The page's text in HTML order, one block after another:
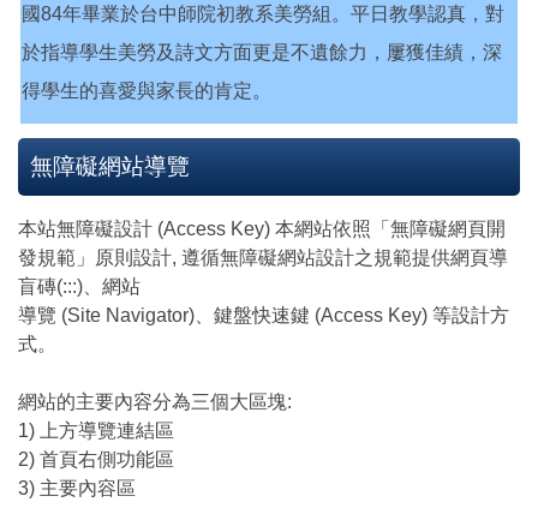
國84年畢業於台中師院初教系美勞組。平日教學認真，對
於指導學生美勞及詩文方面更是不遺餘力，屢獲佳績，深
得學生的喜愛與家長的肯定。
無障礙網站導覽
本站無障礙設計 (Access Key) 本網站依照「無障礙網頁開
發規範」原則設計, 遵循無障礙網站設計之規範提供網頁導
盲磚(:::)、網站
導覽 (Site Navigator)、鍵盤快速鍵 (Access Key) 等設計方
式。
網站的主要內容分為三個大區塊:
1) 上方導覽連結區
2) 首頁右側功能區
3) 主要內容區